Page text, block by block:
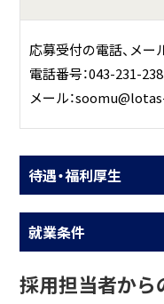
応募受付の電話、メ
電話番号：043-231-
メール：
待遇・福利厚生
就業条件
採用担当者から